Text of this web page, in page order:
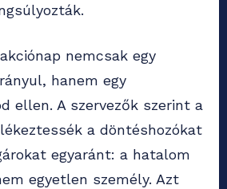
nemcsak egy
hanem egy
ellen. A szervezők szerint a
a döntéshozókat
egyaránt: a hatalom
egyetlen személy. Azt